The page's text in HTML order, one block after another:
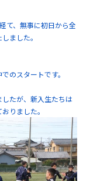
て、無事に初日から全
ました。
のスタートです。
たが、新入生たちは
りました。